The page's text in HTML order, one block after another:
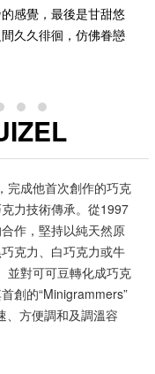
感覺，最後是甘甜悠
久久徘徊，仿佛眷戀
完成他首次創作的巧克
力技術傳承。從1997
作，堅持以純天然原
克力、白巧克力或牛
並對可可豆轉化成巧克
創的“Minigrammers”
、方便調和及調溫容